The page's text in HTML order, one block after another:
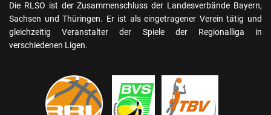
Die RLSO ist der Zusammenschluss der Landesverbände Bayern,
Sachsen und Thüringen. Er ist als eingetragener Verein tätig und
gleichzeitig Veranstalter der Spiele der Regionalliga in
verschiedenen Ligen.